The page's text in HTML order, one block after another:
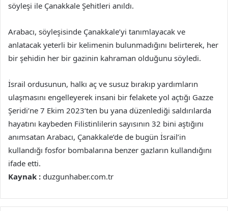
söyleşi ile Çanakkale Şehitleri anıldı.
Arabacı, söyleşisinde Çanakkale’yi tanımlayacak ve
anlatacak yeterli bir kelimenin bulunmadığını belirterek, her
bir şehidin her bir gazinin kahraman olduğunu söyledi.
İsrail ordusunun, halkı aç ve susuz bırakıp yardımların
ulaşmasını engelleyerek insani bir felakete yol açtığı Gazze
Şeridi’ne 7 Ekim 2023’ten bu yana düzenlediği saldırılarda
hayatını kaybeden Filistinlilerin sayısının 32 bini aştığını
anımsatan Arabacı, Çanakkale’de de bugün İsrail’in
kullandığı fosfor bombalarına benzer gazların kullandığını
ifade etti.
Kaynak : duzgunhaber.com.tr